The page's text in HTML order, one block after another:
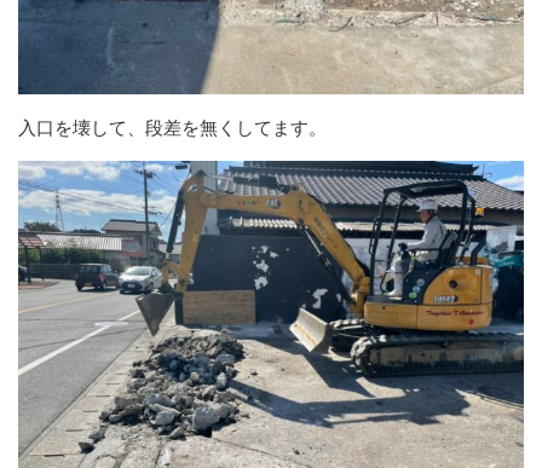
入口を壊して、段差を無くしてます。